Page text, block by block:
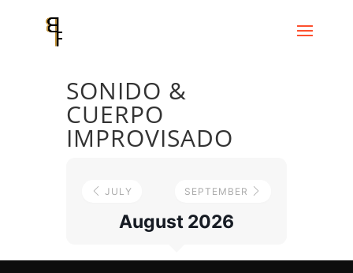
SONIDO &
CUERPO
IMPROVISADO
JULY
August 2026
SEPTEMBER